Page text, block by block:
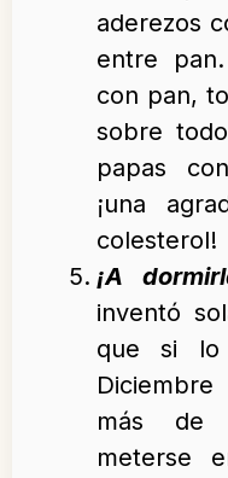
aderezos
entre
con pan,
sobre
papas
¡una
colesterol!
¡A
inventó
que si
más de
meterse